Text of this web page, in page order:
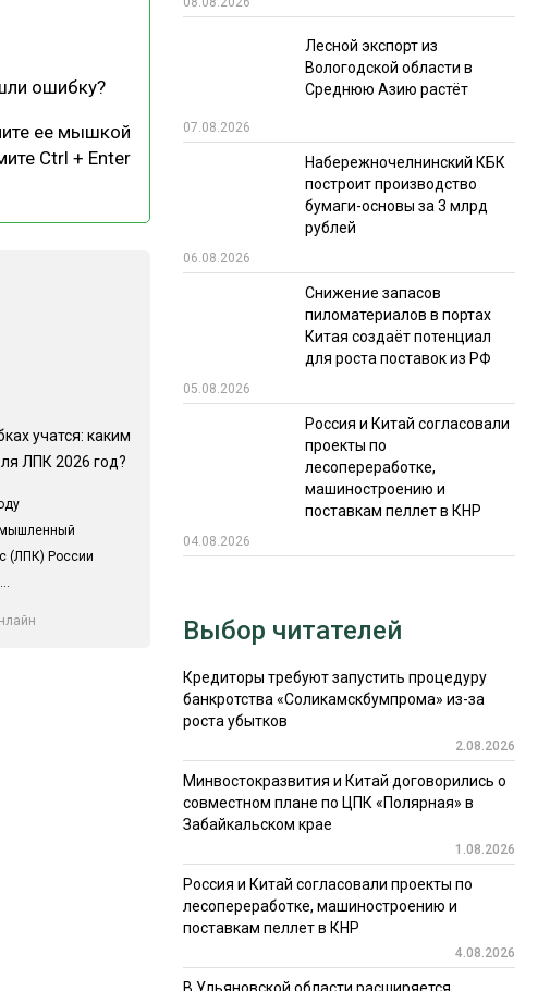
ИТОГИ МЕРОПРИЯТИЙ
ошибку?
ее мышкой
Ctrl + Enter
учатся: каким
ЛПК 2026 год?
(ЛПК) России
Лесной экспорт из
Вологодской области в
Среднюю Азию растёт
07.08.2026
Набережночелнинский КБК
построит производство
бумаги-основы за 3 млрд
рублей
06.08.2026
Снижение запасов
пиломатериалов в портах
Китая создаёт потенциал
для роста поставок из РФ
05.08.2026
Россия и Китай согласовали
проекты по
лесопереработке,
машиностроению и
поставкам пеллет в КНР
04.08.2026
Выбор читателей
Кредиторы требуют запустить процедуру
банкротства «Соликамскбумпрома» из-за
роста убытков
2.08.2026
Минвостокразвития и Китай договорились о
совместном плане по ЦПК «Полярная» в
Забайкальском крае
1.08.2026
Россия и Китай согласовали проекты по
лесопереработке, машиностроению и
поставкам пеллет в КНР
4.08.2026